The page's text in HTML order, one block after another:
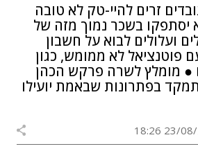
זרים להיי-טק לא טובה
יסתפקו בשכר נמוך מזה של
ועלולים לבוא על חשבון
פוטנציאל לא ממומש, כגון
● מומלץ לשרה פרקש הכהן
בפתרונות שבאמת יועילו
23/08/